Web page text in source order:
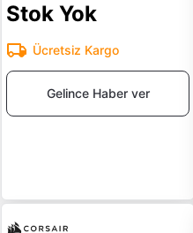
Stok Yok
Ücretsiz Kargo
Gelince Haber ver